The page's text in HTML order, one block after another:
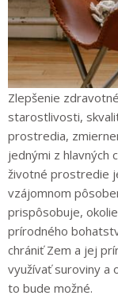
Zlepšenie
starostlivosti,
prostredia,
jednými z hlavných
životné prostredie
vzájomnom
prispôsobuje,
prírodného
chrániť Zem a jej
využívať suroviny a
to bude možné.